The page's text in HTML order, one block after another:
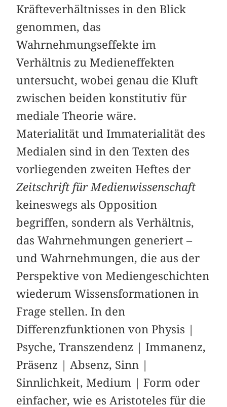
Kräfteverhältnisses in den Blick
genommen, das
Wahrnehmungseffekte im
Verhältnis zu Medieneffekten
untersucht, wobei genau die Kluft
zwischen beiden konstitutiv für
mediale Theorie wäre.
Materialität und Immaterialität des
Medialen sind in den Texten des
vorliegenden zweiten Heftes der
Zeitschrift für Medienwissenschaft
keineswegs als Opposition
begriffen, sondern als Verhältnis,
das Wahrnehmungen generiert –
und Wahrnehmungen, die aus der
Perspektive von Mediengeschichten
wiederum Wissensformationen in
Frage stellen. In den
Differenzfunktionen von Physis |
Psyche, Transzendenz | Immanenz,
Präsenz | Absenz, Sinn |
Sinnlichkeit, Medium | Form oder
einfacher, wie es Aristoteles für die